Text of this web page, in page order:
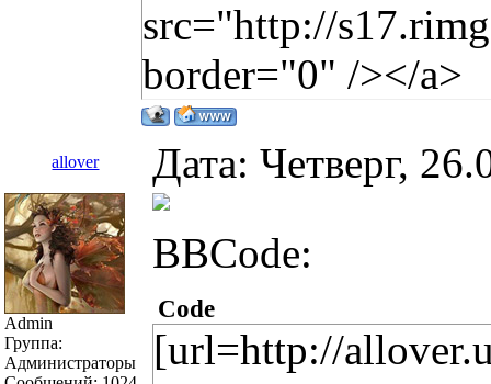
src="http://
border="0" /></a>
allover Дата: Четверг,
Admin
Группа:
Администраторы
BBCode:
Code
[url=http://